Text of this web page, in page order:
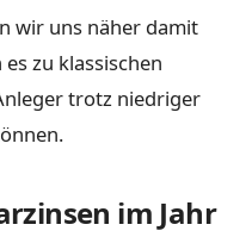
wir uns näher damit
zu klassischen
trotz niedriger
im Jahr